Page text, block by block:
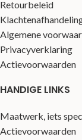
Retourbeleid
Algemene
Privacyverklaring
Actievoorwaarden
HANDIGE LINKS
Maatwerk, iets
Actievoorwaarden